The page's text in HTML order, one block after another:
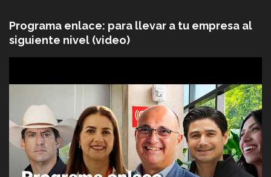
Programa enlace: para llevar a tu empresa al
siguiente nivel (video)